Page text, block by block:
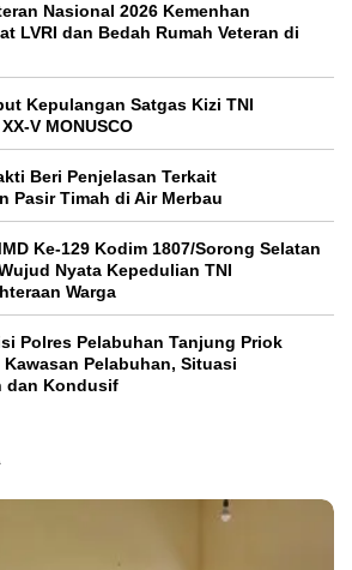
Nasional 2026 Kemenhan
LVRI dan Bedah Rumah Veteran di
Kepulangan Satgas Kizi TNI
V MONUSCO
Beri Penjelasan Terkait
Pasir Timah di Air Merbau
Ke-129 Kodim 1807/Sorong Selatan
Nyata Kepedulian TNI
Warga
Polres Pelabuhan Tanjung Priok
Kawasan Pelabuhan, Situasi
dan Kondusif